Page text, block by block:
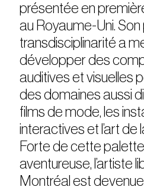
présentée en
au Royaume-Uni.
transdisciplinarité a
développer des
auditives et visuelles
des domaines aussi
films de mode, les
interactives et l’art de
Forte de cette
aventureuse, l’artiste
Montréal est devenue